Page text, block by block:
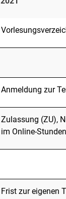
Anmeldung zur
Zulassung (ZU),
im Online-
Frist zur eigenen